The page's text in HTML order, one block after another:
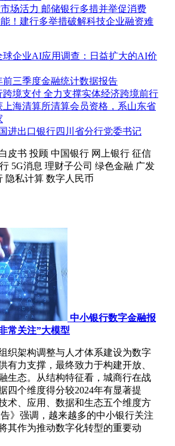
场活力 邮储银行多措并举促消费
！建行多举措破解科技企业融资难
球企业AI应用调查：日益扩大的AI价
前三季度金融统计数据报告
境支付 全力支撑实体经济跨境前行
海清算所清算会员资格，系山东省
进出口银行四川省分行党委书记
皮书 投顾 中国银行 网上银行 征信
5G消息 理财子公司 绿色金融 广发
隐私计算 数字人民币
中小银行数字金融报
常关注”大模型
织架构调整与人才体系建设为数字
有力支撑，最终致力于构建开放、
生态。从结构特征看，城商行在战
四个维度得分较2024年有显著提
术、应用、数据和生态五个维度方
》强调，越来越多的中小银行关注
其作为推动数字化转型的重要动